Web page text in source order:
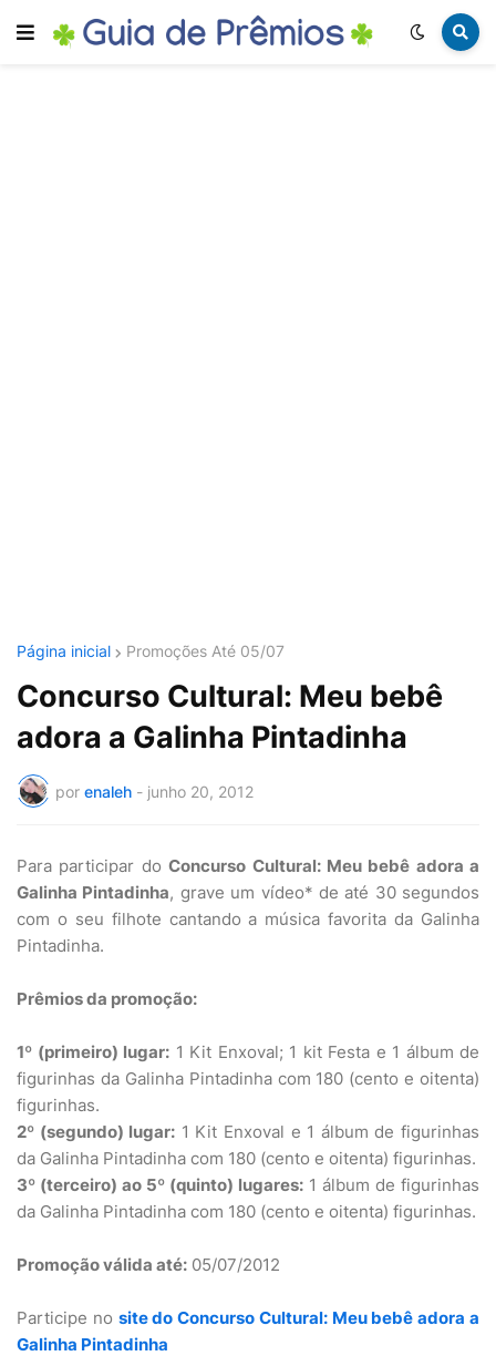
Página inicial Promoções Até 05/07
Concurso Cultural: Meu bebê
adora a Galinha Pintadinha
por enaleh - junho 20, 2012
Para participar doConcurso Cultural: Meu bebê adora a
Galinha Pintadinha, grave um vídeo* de até 30 segundos
com o seu filhote cantando a música favorita da Galinha
Pintadinha.
Prêmios da promoção:
1º (primeiro) lugar: 1 Kit Enxoval; 1 kit Festa e 1 álbum de
figurinhas da Galinha Pintadinha com 180 (cento e oitenta)
figurinhas.
2º (segundo) lugar: 1 Kit Enxoval e 1 álbum de figurinhas
da Galinha Pintadinha com 180 (cento e oitenta) figurinhas.
3º (terceiro) ao 5º (quinto) lugares: 1 álbum de figurinhas
da Galinha Pintadinha com 180 (cento e oitenta) figurinhas.
Promoção válida até: 05/07/2012
Participe no site do Concurso Cultural: Meu bebê adora a
Galinha Pintadinha